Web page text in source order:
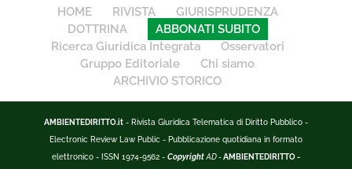
HOME RIVISTA
GIURISPRUDENZA
DOTTRINA
ABBONATI SUBITO
Ricerca Giuridica Integrata
Osservatori
Gruppo Editoriale
Chi siamo
ARCHIVIO STORICO
AMBIENTEDIRITTO.it - Rivista Giuridica Telematica di Diritto Pubblico -
Electronic Review Law Public - Pubblicazione quotidiana in formato
elettronico - ISSN 1974-9562 - CopyrightAD -AMBIENTEDIRITTO -